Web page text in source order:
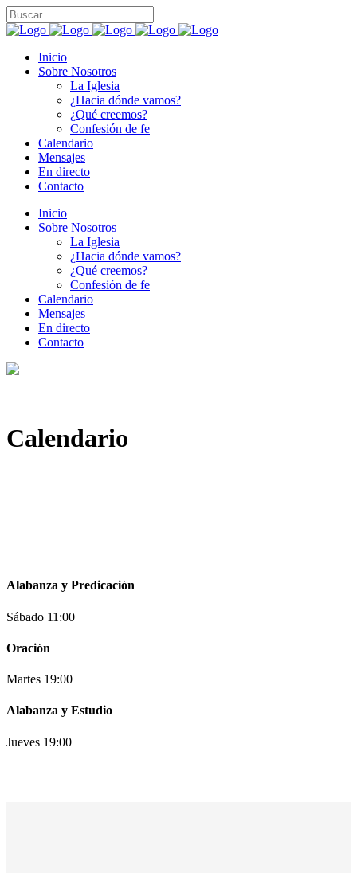
Inicio
Sobre Nosotros
La Iglesia
¿Hacia dónde vamos?
¿Qué creemos?
Confesión de fe
Calendario
Mensajes
En directo
Contacto
Inicio
Sobre Nosotros
La Iglesia
¿Hacia dónde vamos?
¿Qué creemos?
Confesión de fe
Calendario
Mensajes
En directo
Contacto
Calendario
Alabanza y Predicación
Sábado 11:00
Oración
Martes 19:00
Alabanza y Estudio
Jueves 19:00